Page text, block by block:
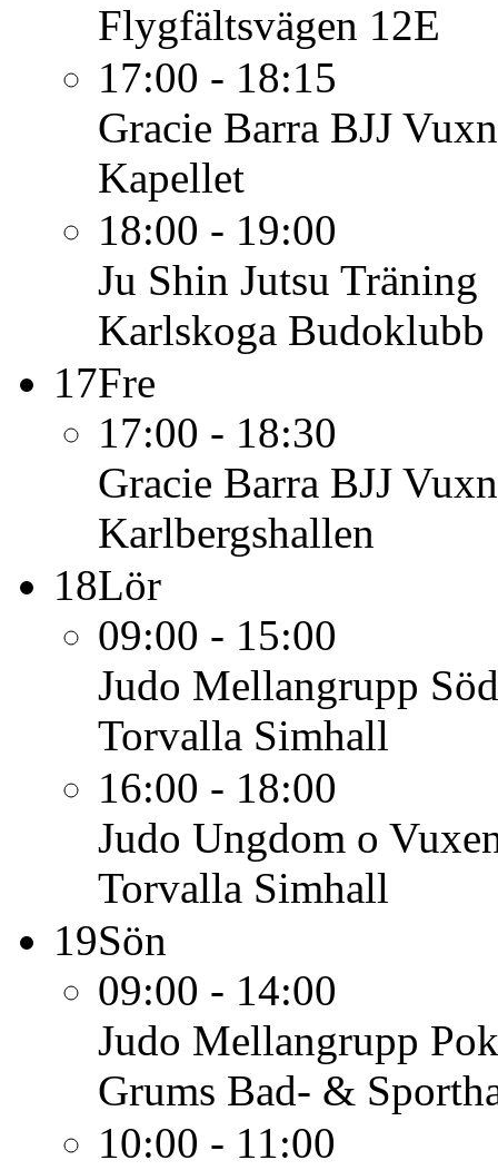
Flygfältsvägen 12E
17:00 - 18:15
Gracie Barra BJJ
Kapellet
18:00 - 19:00
Ju Shin Jutsu Träning
Karlskoga Budoklubb
17Fre
17:00 - 18:30
Gracie Barra BJJ
Karlbergshallen
18Lör
09:00 - 15:00
Judo Mellangrupp
Torvalla Simhall
16:00 - 18:00
Judo Ungdom o
Torvalla Simhall
19Sön
09:00 - 14:00
Judo Mellangrupp
Grums Bad- &
10:00 - 11:00